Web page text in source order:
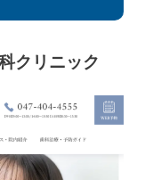
クリニック